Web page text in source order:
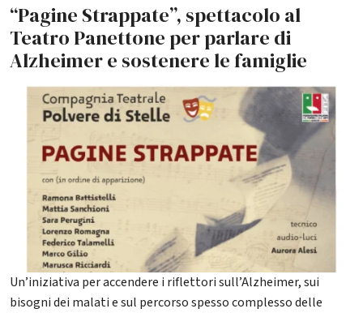
“Pagine Strappate”, spettacolo al
Teatro Panettone per parlare di
Alzheimer e sostenere le famiglie
Un’iniziativa per accendere i riflettori sull’Alzheimer, sui
bisogni dei malati e sul percorso spesso complesso delle